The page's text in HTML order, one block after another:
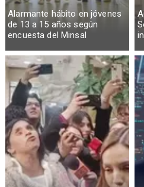
Alarmante hábito en jóvenes
de 13 a 15 años según
encuesta del Minsal